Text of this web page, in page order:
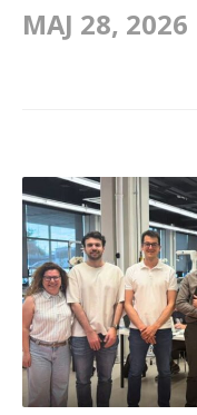
МАЈ 28, 2026